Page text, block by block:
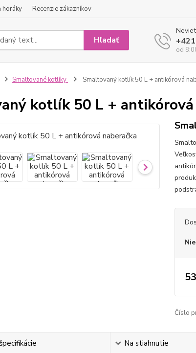
horáky Recenzie zákazníkov
Hľadať
od
Smaltované kotlíky Smaltovaný kotlík 50 L + antikórová
kotlík 50 L + antikórová
Číslo
Na stiahnutie